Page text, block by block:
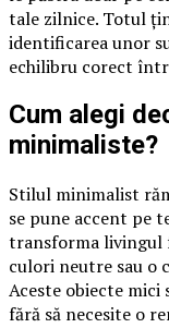
tale zilnice. Totul
identificarea unor
echilibru corect
​Cum alegi
minimaliste?
Stilul minimalist
se pune accent pe
transforma livingul
culori neutre sau o
Aceste obiecte mici
fără să necesite o